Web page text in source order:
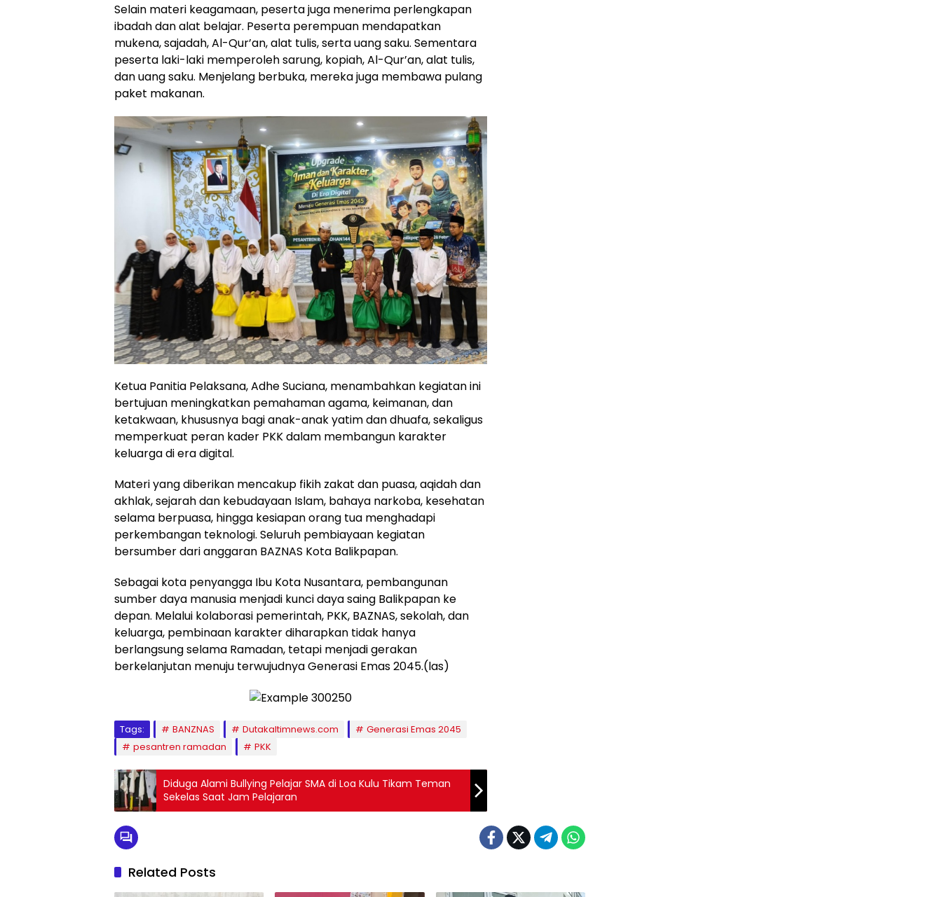
Selain materi keagamaan, peserta juga menerima perlengkapan
ibadah dan alat belajar. Peserta perempuan mendapatkan
mukena, sajadah, Al-Qur’an, alat tulis, serta uang saku. Sementara
peserta laki-laki memperoleh sarung, kopiah, Al-Qur’an, alat tulis,
dan uang saku. Menjelang berbuka, mereka juga membawa pulang
paket makanan.
Ketua Panitia Pelaksana, Adhe Suciana, menambahkan kegiatan ini
bertujuan meningkatkan pemahaman agama, keimanan, dan
ketakwaan, khususnya bagi anak-anak yatim dan dhuafa, sekaligus
memperkuat peran kader PKK dalam membangun karakter
keluarga di era digital.
Materi yang diberikan mencakup fikih zakat dan puasa, aqidah dan
akhlak, sejarah dan kebudayaan Islam, bahaya narkoba, kesehatan
selama berpuasa, hingga kesiapan orang tua menghadapi
perkembangan teknologi. Seluruh pembiayaan kegiatan
bersumber dari anggaran BAZNAS Kota Balikpapan.
Sebagai kota penyangga Ibu Kota Nusantara, pembangunan
sumber daya manusia menjadi kunci daya saing Balikpapan ke
depan. Melalui kolaborasi pemerintah, PKK, BAZNAS, sekolah, dan
keluarga, pembinaan karakter diharapkan tidak hanya
berlangsung selama Ramadan, tetapi menjadi gerakan
berkelanjutan menuju terwujudnya Generasi Emas 2045.(las)
Tags: BANZNAS Dutakaltimnews.com
Generasi Emas 2045
pesantren ramadan
PKK
Diduga Alami Bullying Pelajar SMA di Loa Kulu Tikam Teman
Sekelas Saat Jam Pelajaran
Related Posts